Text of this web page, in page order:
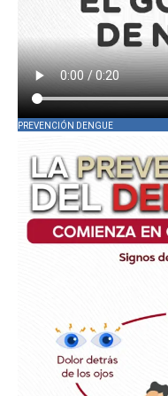
PREVENCIÓN DENGUE